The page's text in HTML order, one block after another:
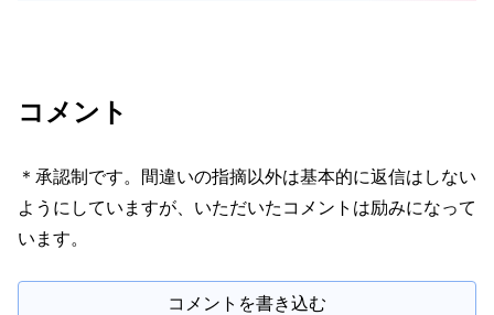
コメント
＊承認制です。間違いの指摘以外は基本的に返信はしない
ようにしていますが、いただいたコメントは励みになって
います。
コメントを書き込む